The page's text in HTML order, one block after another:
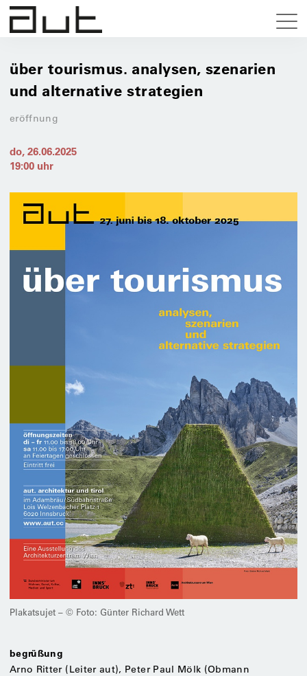
über tourismus. analysen, szenarien
und alternative strategien
eröffnung
do, 26.06.2025
19:00 uhr
Plakatsujet – © Foto: Günter Richard Wett
begrüßung
Arno Ritter (Leiter aut), Peter Paul Mölk (Obmann